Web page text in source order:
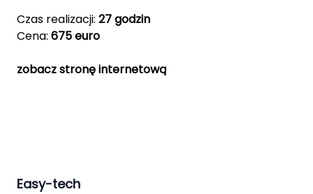
Czas realizacji: 27 godzin
Cena: 675 euro
zobacz stronę internetową
Easy-tech